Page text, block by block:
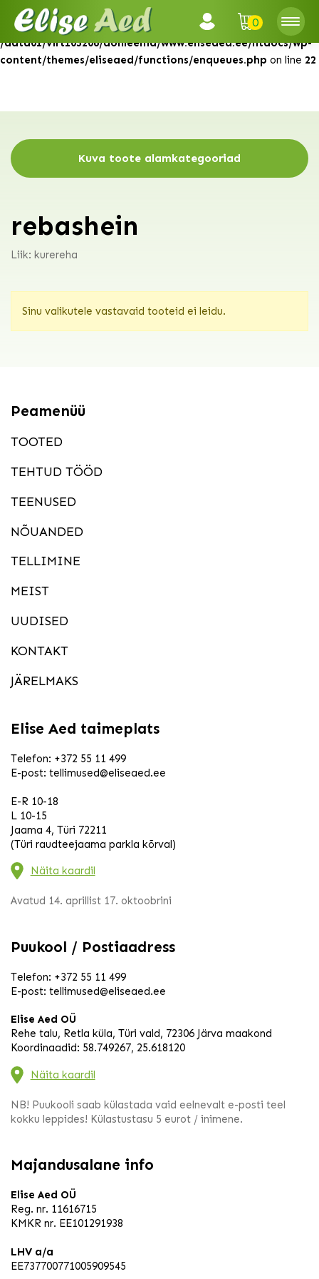
Warning: Attempt to read property "ID" on null in
/data01/virt103206/domeenid/www.eliseaed.ee/htdocs/wp-
content/themes/eliseaed/functions/enqueues.php on line 22
0
Kuva toote alamkategooriad
rebashein
Liik: kurereha
Sinu valikutele vastavaid tooteid ei leidu.
Peamenüü
TOOTED
TEHTUD TÖÖD
TEENUSED
NÕUANDED
TELLIMINE
MEIST
UUDISED
KONTAKT
JÄRELMAKS
Elise Aed taimeplats
Telefon: +372 55 11 499
E-post: tellimused@eliseaed.ee
E-R 10-18
L 10-15
Jaama 4, Türi 72211
(Türi raudteejaama parkla kõrval)
Näita kaardil
Avatud 14. aprillist 17. oktoobrini
Puukool / Postiaadress
Telefon: +372 55 11 499
E-post: tellimused@eliseaed.ee
Elise Aed OÜ
Rehe talu, Retla küla, Türi vald, 72306 Järva maakond
Koordinaadid: 58.749267, 25.618120
Näita kaardil
NB! Puukooli saab külastada vaid eelnevalt e-posti teel
kokku leppides! Külastustasu 5 eurot / inimene.
Majandusalane info
Elise Aed OÜ
Reg. nr. 11616715
KMKR nr. EE101291938
LHV a/a
EE737700771005909545